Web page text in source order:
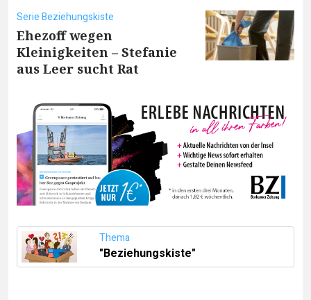
Serie Beziehungskiste
Ehezoff wegen
Kleinigkeiten – Stefanie
aus Leer sucht Rat
Thema
"Beziehungskiste"